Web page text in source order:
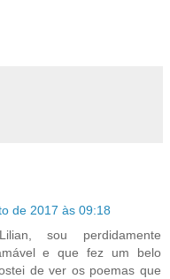
de 2017 às 09:18
sou perdidamente
e que fez um belo
de ver os poemas que